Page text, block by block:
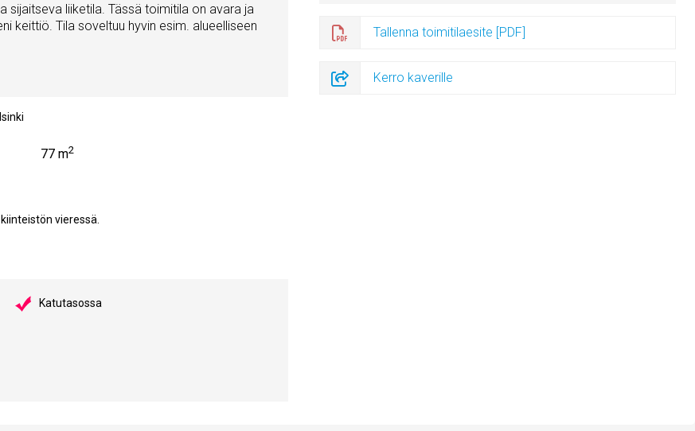
sijaitseva liiketila. Tässä toimitila on avara ja
keittiö. Tila soveltuu hyvin esim. alueelliseen
77 m2
vieressä.
Katutasossa
Tallenna toimitilaesite [PDF]
Kerro kaverille